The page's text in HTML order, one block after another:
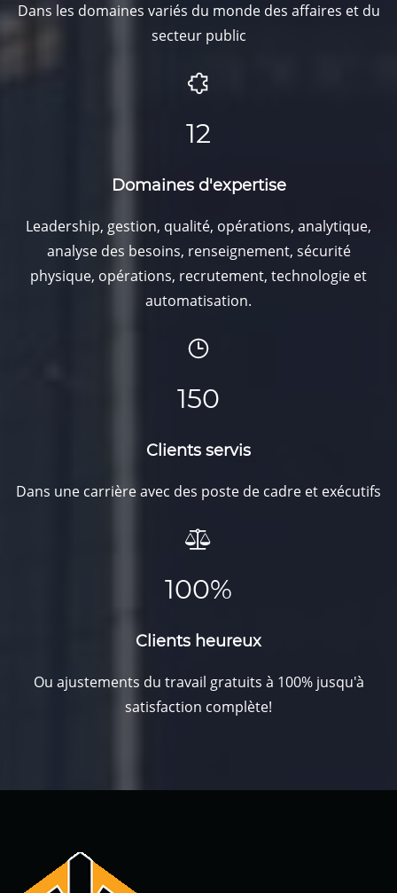
Dans les domaines variés du monde des affaires et du
secteur public
12
Domaines d'expertise
Leadership, gestion, qualité, opérations, analytique,
analyse des besoins, renseignement, sécurité
physique, opérations, recrutement, technologie et
automatisation.
150
Clients servis
Dans une carrière avec des poste de cadre et exécutifs
100%
Clients heureux
Ou ajustements du travail gratuits à 100% jusqu'à
satisfaction complète!